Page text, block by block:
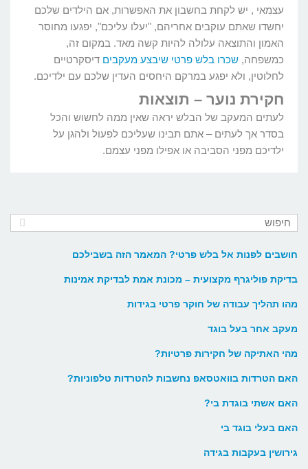
עצמאי , יש לקחת בחשבון את האפשרות, אם הילדים שלכם
יחשדו שאתם עוקבים אחריהם, "יעלו עליכם", יפגעו מחוסר
האמון והתוצאה עלולה להיות קשה מאד. במקום זה,
כמשפחה, שכרו בלש פרטי שיבצע מעקבים דיסקרטיים
לחלוטין, ולא יפגע במרקם היחסים העדין שלכם עם ילדיכם.
חקירת נוער – תוצאות
לעתים המעקב של הבלש יראה שאין ממה לחשוש והכל
בסדר אך לעתים – אתם תבינו שעליכם לפעול ולהגן על
ילדיכם מפני הסביבה או אפילו מפני עצמם.
חושבים לפנות אל בלש פרטי? המאמר הזה בשבילכם
בדיקת פוליגרף מקצועית – מכונת אמת לבדיקת אמינות
מהו תהליך עבודה של חוקר פרטי בגידות
מעקב אחר בעל בוגד
מהי האתיקה של חקירות פרטיות?
האם הטרדות בוואטסאפ נחשבות להטרדות טלפוניות?
האם אשתי בוגדת בי?
האם בעלי בוגד בי
גירושין בעקבות בגידה